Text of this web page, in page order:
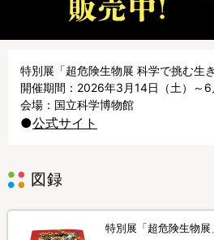
特別展「超危険生物展 科学で挑む生
開催期間：2026年3月14日（土）～6
会場：国立科学博物館
●公式サイト
図録
特別展「超危険生物展